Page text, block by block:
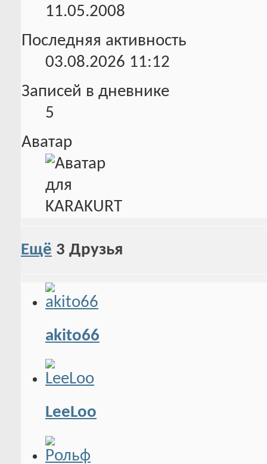
11.05.2008
Последняя активность
03.08.2026 11:12
Записей в дневнике
5
Аватар
Ещё 3 Друзья
akito66
LeeLoo